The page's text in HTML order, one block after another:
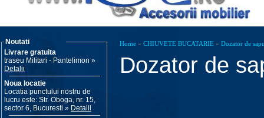
Noutati
Livrare gratuita
traseu Militari - Pantelimon »
Detalii
Noua locatie
Locatia punctului nostru de
lucru este: Str. Oboga, nr. 15,
sector 6, Bucuresti » Detalii
Home » CHIUVETE BUCATARIE » Dozator de
Dozator de